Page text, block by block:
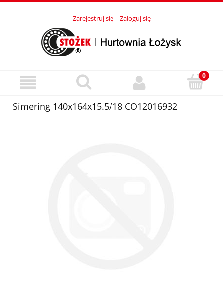
Zarejestruj się Zaloguj się
Simering 140x164x15.5/18 CO12016932